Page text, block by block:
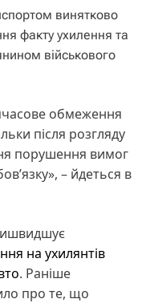
винятково
факту ухилення та
військового
обмеження
після розгляду
порушення вимог
– йдеться в
на ухилянтів
. Раніше
про те, що